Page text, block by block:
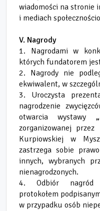
wiadomości na stronie
i mediach
V. Nagrody
1. Nagrodami w
których fundatorem
2. Nagrody nie
ekwiwalent, w
3. Uroczysta
nagrodzenie
otwarcia wystawy
zorganizowanej
Kurpiowskiej w
zastrzega sobie
innych, wybranych
nienagrodzonych.
4. Odbiór nagród
protokołem
w przypadku osób